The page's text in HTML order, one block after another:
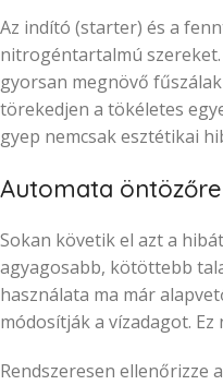
Az indító (starter) és a
nitrogéntartalmú
gyorsan megnövő
törekedjen a tökéletes
gyep nemcsak esztétikai
Automata
Sokan követik el azt a
agyagosabb, kötöttebb
használata ma már
módosítják a vízadagot.
Rendszeresen ellenőrizze